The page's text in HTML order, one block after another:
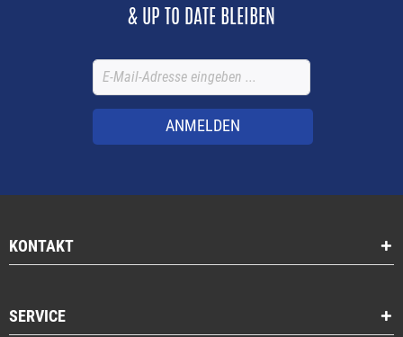
& UP TO DATE BLEIBEN
ANMELDEN
KONTAKT
SERVICE